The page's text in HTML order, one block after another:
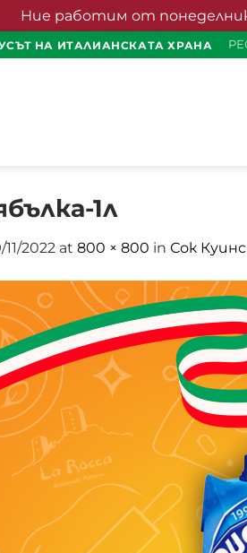
Ние работим от понеделник
НА ИТАЛИАНСКАТА ХРАНА
1л
2022 at 800 × 800 in Сок